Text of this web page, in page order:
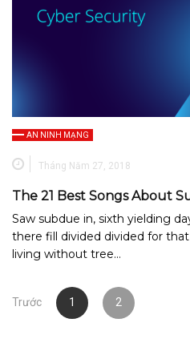
AN NINH MẠNG
Tháng Năm 27, 2018
The 21 Best Songs About
Saw subdue in, sixth yielding
there fill divided divided for
living without tree…
Điều
hướng
Trước 1 2